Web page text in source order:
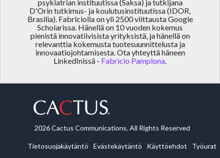
psykiatrian instituutissa (Saksa) ja tutkijana
D'Orin tutkimus- ja koulutusinstituutissa (IDOR,
Brasilia). Fabriciolla on yli 2500 viittausta Google
Scholarissa. Hänellä on 10 vuoden kokemus
pienistä innovatiivisista yrityksistä, ja hänellä on
relevanttia kokemusta tuotesuunnittelusta ja
innovaatiojohtamisesta. Ota yhteyttä häneen
LinkedInissä - Fabricio Pamplona.
2026 Cactus Communications. All Rights Reserved
Tietosuojakäytäntö Evästekäytäntö Käyttöehdot Työurat